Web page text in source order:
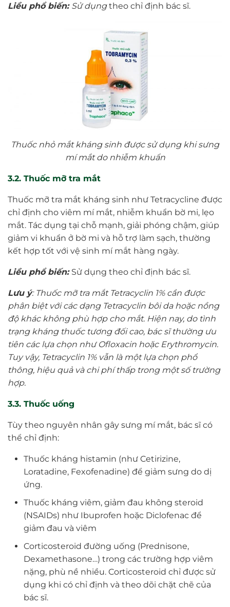
Liều phổ biến: Sử dụngtheo chỉ định bác sĩ.
Thuốc nhỏ mắt kháng sinh được sử dụng khi sưng
mí mắt do nhiễm khuẩn
3.2. Thuốc mỡ tra mắt
Thuốc mỡ tra mắt kháng sinh như Tetracycline được
chỉ định cho viêm mí mắt, nhiễm khuẩn bờ mi, lẹo
mắt. Tác dụng tại chỗ mạnh, giải phóng chậm, giúp
giảm vi khuẩn ở bờ mi và hỗ trợ làm sạch, thường
kết hợp tốt với vệ sinh mí mắt hàng ngày.
Liều phổ biến: Sử dụng theo chỉ định bác sĩ.
Lưu ý:Thuốc mỡ tra mắt Tetracyclin 1% cần được
phân biệt với các dạng Tetracyclin bôi da hoặc nồng
độ khác không phù hợp cho mắt. Hiện nay, do tình
trạng kháng thuốc tương đối cao, bác sĩ thường ưu
tiên các lựa chọn như Ofloxacin hoặc Erythromycin.
Tuy vậy, Tetracyclin 1% vẫn là một lựa chọn phổ
thông, hiệu quả và chi phí thấp trong một số trường
hợp.
3.3. Thuốc uống
Tùy theo nguyên nhân gây sưng mí mắt, bác sĩ có
thể chỉ định:
Thuốc kháng histamin (như Cetirizine,
Loratadine, Fexofenadine) để giảm sưng do dị
ứng.
Thuốc kháng viêm, giảm đau không steroid
(NSAIDs) như Ibuprofen hoặc Diclofenac để
giảm đau và viêm
Corticosteroid đường uống (Prednisone,
Dexamethasone…) trong các trường hợp viêm
nặng, phù nề nhiều. Corticosteroid chỉ được sử
dụng khi có chỉ định và theo dõi chặt chẽ của
bác sĩ.